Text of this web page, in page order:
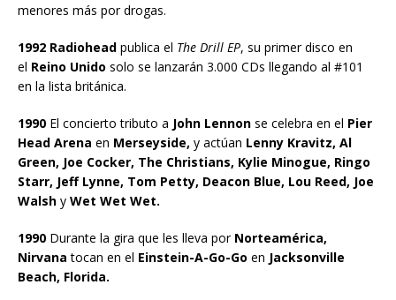
menores más por drogas.
1992 Radiohead publica el The Drill EP, su primer disco en
el Reino Unido solo se lanzarán 3.000 CDs llegando al #101
en la lista británica.
1990 El concierto tributo a John Lennon se celebra en el Pier
Head Arena en Merseyside, y actúan Lenny Kravitz, Al
Green, Joe Cocker, The Christians, Kylie Minogue, Ringo
Starr, Jeff Lynne, Tom Petty, Deacon Blue, Lou Reed, Joe
Walsh y Wet Wet Wet.
1990 Durante la gira que les lleva por Norteamérica,
Nirvana tocan en el Einstein-A-Go-Go en Jacksonville
Beach, Florida.